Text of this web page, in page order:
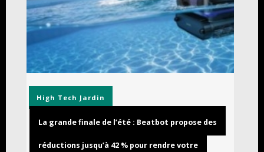
High Tech Jardin
La grande finale de l’été : Beatbot propose des
réductions jusqu’à 42 % pour rendre votre